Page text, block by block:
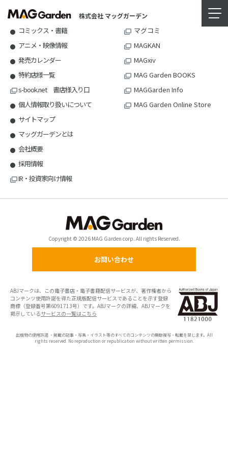
株式会社 マッグガーデン
お知らせ
コミックス・書籍
アニメ・映像情報
発売カレンダー
特約店様一覧
s-book.net 書店様入り口
個人情報取り扱いについて
サイトマップ
マッグガーデンとは
会社概要
採用情報
IR・投資家向け情報
月刊コミックガーデン
マグコミ
MAGKAN
MAGxiv
MAG Garden BOOKS
MAGGarden Info
MAG Garden Online Store
Copyright © 2026 MAG Garden corp. All rights Reserved.
お問い合わせ
ABJマークは、この電子書店・電子書籍配信サービスが、著作権者から
コンテンツ使用許諾を得た正規版配信サービスであることを示す登録
商標（登録番号第6091713号）です。ABJマークの詳細、ABJマークを
掲示しているサービスの一覧はこちら
出版物の使用許諾 ・掲載の記事・写真・イラスト等のすべてのコンテンツの無断複写・転載を禁じます。All
rights reserved. No reproduction or republication without written permission.